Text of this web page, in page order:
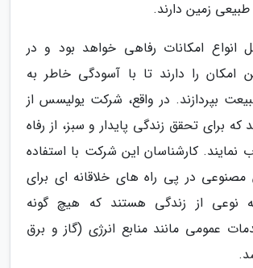
طبیعی زمین دارند.
انواع امکانات رفاهی خواهد بود و در
امکان را دارند تا با آسودگی خاطر به
بپردازند. در واقع، شرکت یولیسس از
برای تحقق زندگی پایدار و سبز، از رفاه
نمایند. کارشناسان این شرکت با استفاده
در پی راه های خلاقانه ای برای
نوعی از زندگی هستند که هیچ گونه
عمومی مانند منابع انرژی (گاز و برق